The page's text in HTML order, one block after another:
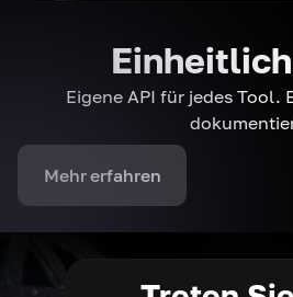
Eigene API für jedes Tool.
Mehr erfahren